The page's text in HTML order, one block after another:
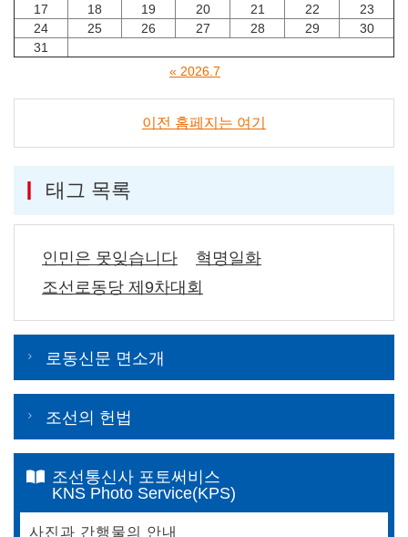
17
18 19 20 21 22
23
24
25 26 27 28 29
30
31
« 2026.7
이전 홈페지는 여기
태그 목록
인민은 못잊습니다
혁명일화
조선로동당 제9차대회
로동신문 면소개
조선의 헌법
조선통신사 포토써비스
KNS Photo Service(KPS)
사진과 간행물의 안내